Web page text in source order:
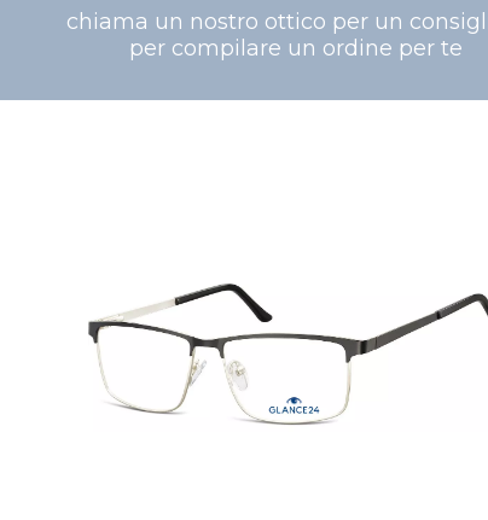
chiama un nostro ottico per un
per compilare un ordine per te